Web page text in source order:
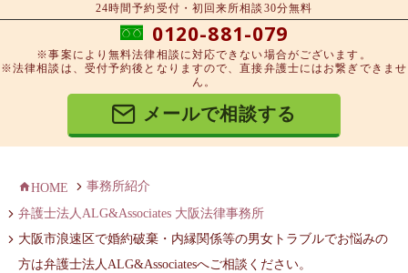
24時間予約受付・初回来所相談30分無料
0120-881-079
※事案により無料法律相談に対応できない場合がございます。
※法律相談は、受付予約後となりますので、直接弁護士にはお繋ぎできませ
ん。
メールで相談する
HOME
事務所紹介
弁護士法人ALG&Associates 大阪法律事務所
大阪市浪速区で婚約破棄・内縁関係等の男女トラブルでお悩みの
方は弁護士法人ALG&Associatesへご相談ください。